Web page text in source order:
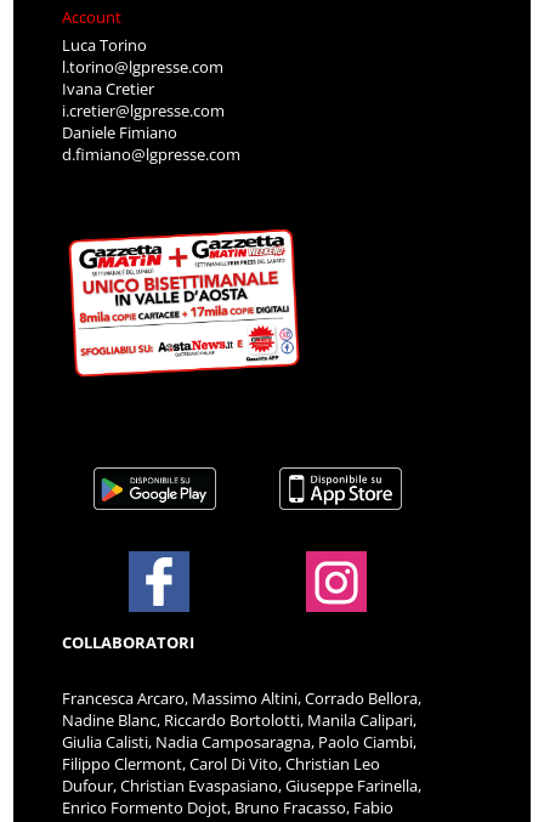
Account
Luca Torino
l.torino@lgpresse.com
Ivana Cretier
i.cretier@lgpresse.com
Daniele Fimiano
d.fimiano@lgpresse.com
COLLABORATORI
Francesca Arcaro, Massimo Altini, Corrado Bellora,
Nadine Blanc, Riccardo Bortolotti, Manila Calipari,
Giulia Calisti, Nadia Camposaragna, Paolo Ciambi,
Filippo Clermont, Carol Di Vito, Christian Leo
Dufour, Christian Evaspasiano, Giuseppe Farinella,
Enrico Formento Dojot, Bruno Fracasso, Fabio